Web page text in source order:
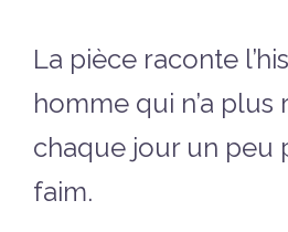
La pièce raconte
homme qui n’a
chaque jour un peu
faim.